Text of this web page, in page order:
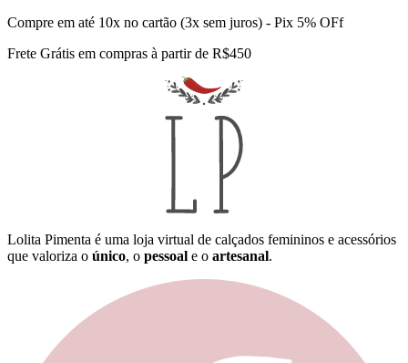
Compre em até 10x no cartão (3x sem juros) - Pix 5% OFf
Frete Grátis em compras à partir de R$450
Lolita Pimenta é uma loja virtual de calçados femininos e acessórios
que valoriza o único, o pessoal e o artesanal.